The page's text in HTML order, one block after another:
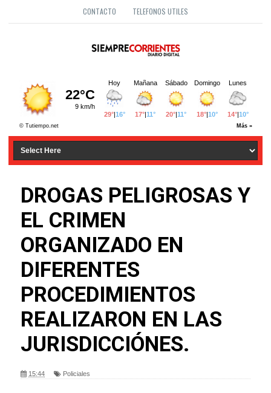
CONTACTO TELEFONOS UTILES
DROGAS PELIGROSAS Y
EL CRIMEN
ORGANIZADO EN
DIFERENTES
PROCEDIMIENTOS
REALIZARON EN LAS
JURISDICCIÓNES.
15:44 Policiales